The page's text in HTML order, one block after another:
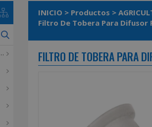
INICIO > Productos >
Filtro De Tobera Para Difusor
FILTRO DE TOBERA PARA